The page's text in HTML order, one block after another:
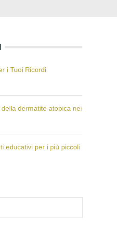
i Tuoi Ricordi
dermatite atopica nei
educativi per i più piccoli